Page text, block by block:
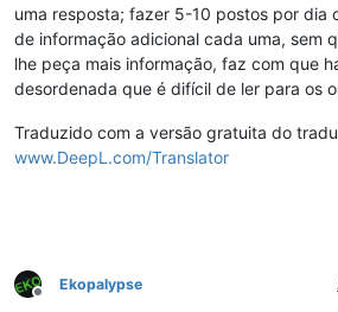
uma resposta; fazer 5-10 postos por dia
de informação adicional cada uma, sem
lhe peça mais informação, faz com que
desordenada que é difícil de ler para os
Traduzido com a versão gratuita do
www.DeepL.com/Translator
Offline
Ekopalypse